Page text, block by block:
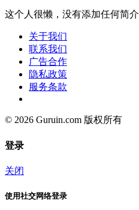
这个人很懒，没有添加任何简介
关于我们
联系我们
广告合作
隐私政策
服务条款
© 2026 Guruin.com 版权所有
登录
关闭
使用社交网络登录